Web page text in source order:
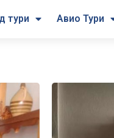
тури Авио Тури